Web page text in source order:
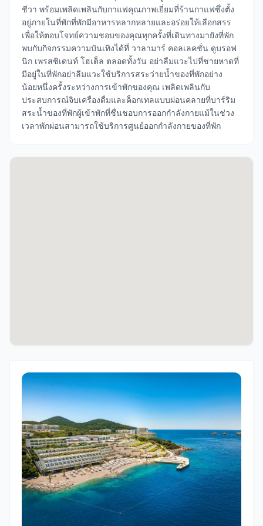
ชีวา พร้อมเพลิดเพลินกับกาแฟคุณภาพเยี่ยมที่ร้านกาแฟซึ่งตั้ง
อยู่ภายในที่พักที่พักมีอาหารหลากหลายและอร่อยให้เลือกสรร
เพื่อให้ตอบโจทย์ความชอบของคุณทุกครั้งที่เดินทางมายังที่พัก
พบกับกิจกรรมความบันเทิงได้ที่ วาลามาร์ คอลเลคชั่น ดูบรอฟ
นิก เพรสซิเดนท์ โฮเต็ล ตลอดทั้งวัน อย่าลืมแวะไปที่ชายหาดที่
มีอยู่ในที่พักอย่าลืมแวะใช้บริการสระว่ายน้ำของที่พักอย่าง
น้อยหนึ่งครั้งระหว่างการเข้าพักของคุณ เพลิดเพลินกับ
ประสบการณ์จิบเครื่องดื่มและค็อกเทลแบบผ่อนคลายที่บาร์ริม
สระน้ำของที่พักผู้เข้าพักที่ชื่นชอบการออกกำลังกายแม้ในช่วง
เวลาพักผ่อนสามารถใช้บริการศูนย์ออกกำลังกายของที่พัก